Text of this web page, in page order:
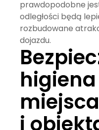
prawdopodobne
odległości będą
rozbudowane
dojazdu.
i